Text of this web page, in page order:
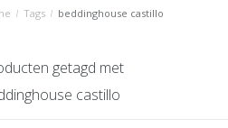
/ Tags / beddinghouse castillo
getagd met
castillo